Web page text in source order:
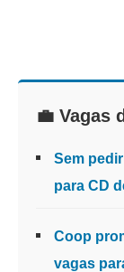
💼 Vagas
Sem
para CD
Coop
vagas